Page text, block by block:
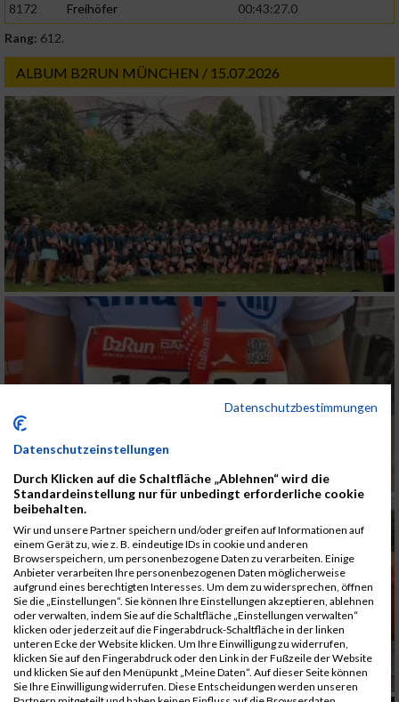
8172
Freihöfer
00:43:27.0
Rang: 612.
ALBUM B2RUN MÜNCHEN / 15.07.2026
Datenschutzbestimmungen
Datenschutzeinstellungen
Durch Klicken auf die Schaltfläche „Ablehnen“ wird die
Standardeinstellung nur für unbedingt erforderliche cookie
beibehalten.
Wir und unsere Partner speichern und/oder greifen auf Informationen auf
einem Gerät zu, wie z. B. eindeutige IDs in cookie und anderen
Browserspeichern, um personenbezogene Daten zu verarbeiten. Einige
Anbieter verarbeiten Ihre personenbezogenen Daten möglicherweise
aufgrund eines berechtigten Interesses. Um dem zu widersprechen, öffnen
Sie die „Einstellungen“. Sie können Ihre Einstellungen akzeptieren, ablehnen
oder verwalten, indem Sie auf die Schaltfläche „Einstellungen verwalten“
klicken oder jederzeit auf die Fingerabdruck-Schaltfläche in der linken
unteren Ecke der Website klicken. Um Ihre Einwilligung zu widerrufen,
klicken Sie auf den Fingerabdruck oder den Link in der Fußzeile der Website
und klicken Sie auf den Menüpunkt „Meine Daten“. Auf dieser Seite können
Sie Ihre Einwilligung widerrufen. Diese Entscheidungen werden unseren